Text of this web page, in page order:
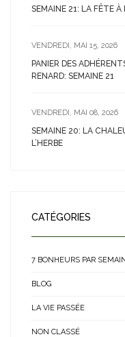
SEMAINE 21: LA FÊTE
VENDREDI, MAI 15, 2026
PANIER DES
RENARD: SEMAINE 21
VENDREDI, MAI 08, 2026
SEMAINE 20: LA
L’HERBE
CATÉGORIES
7 BONHEURS PAR
BLOG
LA VIE PASSÉE
NON CLASSÉ